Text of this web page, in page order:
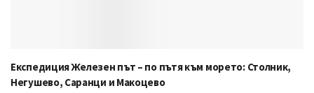
Експедиция Железен път – по пътя към морето: Столник,
Негушево, Саранци и Макоцево